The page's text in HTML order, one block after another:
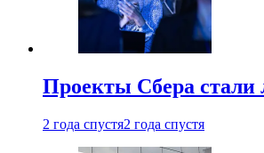
Проекты Сбера стали
2 года спустя2 года спустя